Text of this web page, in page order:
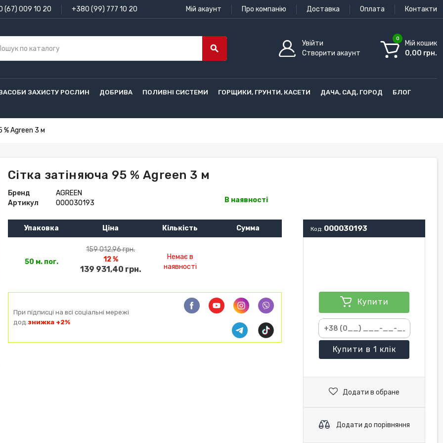
(67) 009 10 20 +380 (99) 777 10 20 Мій акаунт Про компанію Доставка Оплата Контакти
search
Увійти
Створити акаунт
0
Мій кошик
0,00 грн.
ЗАХИСТУ РОСЛИН ДОБРИВА ПОЛИВНІ СИСТЕМИ ГОРЩИКИ, ГРУНТИ, КАСЕТИ ДАЧА, САД, ГОРОД БЛОГ
% Agreen 3 м
Сітка затіняюча 95 % Agreen 3 м
Бренд
AGREEN
Артикул
000030193 В наявності
Упаковка Ціна Кількість Сумма
50 м. пог.
159 012,96 грн.
12 %
139 931,40 грн.
Немає в
наявності
При підписці на всі соціальні мережі
дод.знижка +2%
Код: 000030193
Купити
Купити в 1 клік
Додати в обране
Додати до порівняння